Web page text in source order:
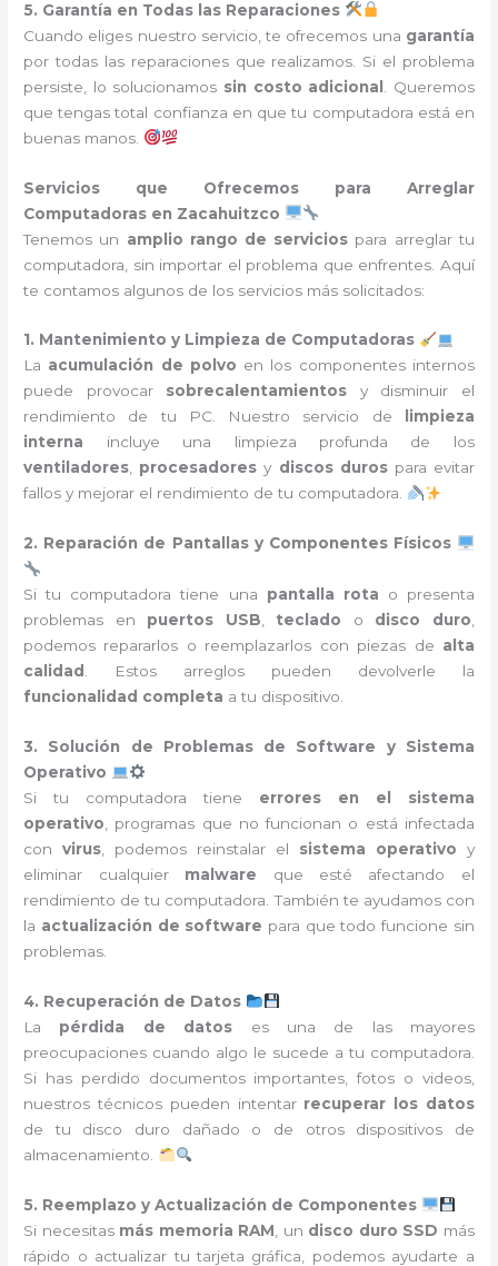
5. Garantía en Todas las Reparaciones
Cuando eliges nuestro servicio, te ofrecemos una garantía
por todas las reparaciones que realizamos. Si el problema
persiste, lo solucionamos sin costo adicional
. Queremos
que tengas total confianza en que tu computadora está en
buenas manos.
Servicios que Ofrecemos para Arreglar
Computadoras en Zacahuitzco
Tenemos un amplio rango de servicios para arreglar tu
computadora, sin importar el problema que enfrentes. Aquí
te contamos algunos de los servicios más solicitados:
1. Mantenimiento y Limpieza de Computadoras
La acumulación de polvo en los componentes internos
puede provocar sobrecalentamientos y disminuir el
rendimiento de tu PC. Nuestro servicio de
limpieza
interna incluye una limpieza profunda de los
ventiladores, procesadores y discos durospara evitar
fallos y mejorar el rendimiento de tu computadora.
2. Reparación de Pantallas y Componentes Físicos
Si tu computadora tiene una pantalla rota o presenta
problemas en puertos USB, teclado o disco duro,
podemos repararlos o reemplazarlos con piezas de alta
calidad . Estos arreglos pueden devolverle la
funcionalidad completa a tu dispositivo.
3. Solución de Problemas de Software y Sistema
Operativo
Si tu computadora tiene errores en el sistema
operativo , programas que no funcionan o está infectada
convirus , podemos reinstalar el sistema operativo y
eliminar cualquier malware que esté afectando el
rendimiento de tu computadora. También te ayudamos con
la actualización de software para que todo funcione sin
problemas.
4. Recuperación de Datos
La pérdida de datos es una de las mayores
preocupaciones cuando algo le sucede a tu computadora.
Si has perdido documentos importantes, fotos o videos,
nuestros técnicos pueden intentar recuperar los datos
de tu disco duro dañado o de otros dispositivos de
almacenamiento.
5. Reemplazo y Actualización de Componentes
Si necesitas más memoria RAM , un disco duro SSD más
rápido o actualizar tu tarjeta gráfica, podemos ayudarte a